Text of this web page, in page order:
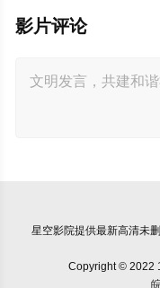
影片评论
星空影院提供最新高清未
Copyright © 2022